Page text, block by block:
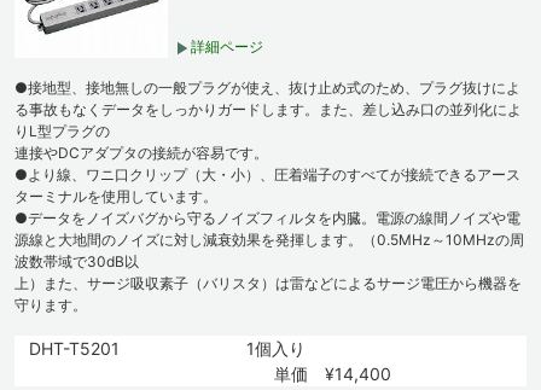
詳細ページ
●接地型、接地無しの一般プラグが使え、抜け止め式のため、プラグ抜けによ
る事故もなくデータをしっかりガードします。また、差し込み口の並列化によ
りL型プラグの
連接やDCアダプタの接続が容易です。
●より線、ワニ口クリップ（大・小）、圧着端子のすべてが接続できるアース
ターミナルを使用しています。
●データをノイズバグから守るノイズフィルタを内臓。電源の線間ノイズや電
源線と大地間のノイズに対し減衰効果を発揮します。（0.5MHz～10MHzの周
波数帯域で30dB以
上）また、サージ吸収素子（バリスタ）は雷などによるサージ電圧から機器を
守ります。
DHT-T5201
1個入り
単価 ¥14,400